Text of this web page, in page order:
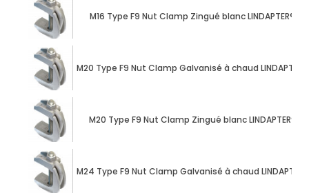
M16 Type F9 Nut Clamp Zingué blanc LINDAPTER®
M20 Type F9 Nut Clamp Galvanisé à chaud LINDAPTER®
M20 Type F9 Nut Clamp Zingué blanc LINDAPTER®
M24 Type F9 Nut Clamp Galvanisé à chaud LINDAPTER®